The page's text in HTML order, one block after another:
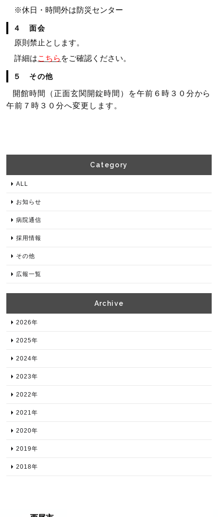
※休日・時間外は防災センター
４ 面会
原則禁止とします。
詳細はこちら をご確認ください。
５ その他
開館時間（正面玄関開錠時間）を午前６時３０分から
午前７時３０分へ変更します。
Category​
ALL
お知らせ
病院通信
採用情報
その他
広報一覧
Archive​
2026年​
2025年​
2024年​
2023年​
2022年​
2021年​
2020年​
2019年​
2018年​